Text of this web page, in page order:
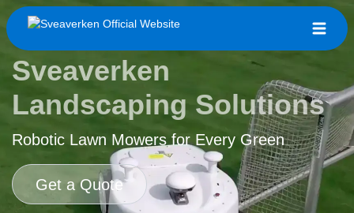
Sveaverken
Landscaping Solutions
Robotic Lawn Mowers for Every Green
Get a Quote